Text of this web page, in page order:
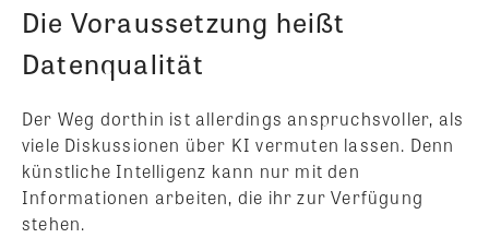
Die Voraussetzung heißt
Datenqualität
Der Weg dorthin ist allerdings anspruchsvoller, als
viele Diskussionen über KI vermuten lassen. Denn
künstliche Intelligenz kann nur mit den
Informationen arbeiten, die ihr zur Verfügung
stehen.